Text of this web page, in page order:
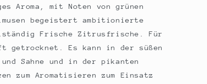
Aroma, mit Noten von grünen
begeistert ambitionierte
Frische Zitrusfrische. Für
getrocknet. Es kann in der süßen
und Sahne und in der pikanten
zum Aromatisieren zum Einsatz